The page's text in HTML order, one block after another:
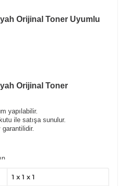
Orijinal Toner Uyumlu
Orijinal Toner
yapılabilir.
ile satışa sunulur.
garantilidir.
kullanın.
1 x 1 x 1